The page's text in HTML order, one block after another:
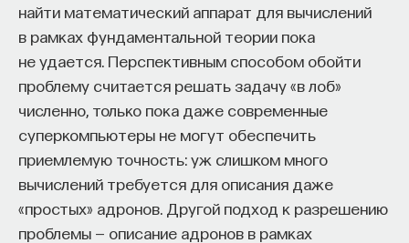
найти математический аппарат для вычислений
в рамках фундаментальной теории пока
не удается. Перспективным способом обойти
проблему считается решать задачу «в лоб»
численно, только пока даже современные
суперкомпьютеры не могут обеспечить
приемлемую точность: уж слишком много
вычислений требуется для описания даже
«простых» адронов. Другой подход к разрешению
проблемы — описание адронов в рамках
ПОДДЕРЖАТЬ ПОСТНАУКУ